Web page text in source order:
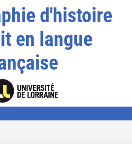
d'histoire
en langue